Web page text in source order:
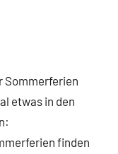
Sommerferien
etwas in den
finden